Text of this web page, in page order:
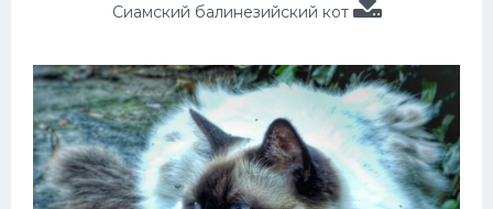
Сиамский балинезийский кот